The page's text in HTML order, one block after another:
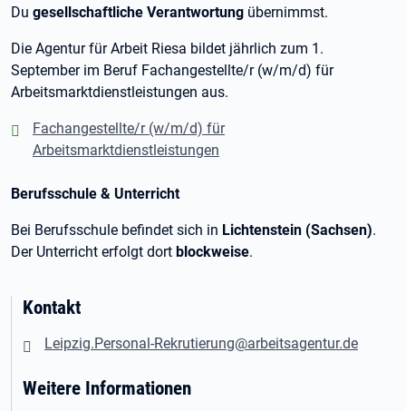
Du gesellschaftliche Verantwortung übernimmst.
Die Agentur für Arbeit Riesa bildet jährlich zum 1.
September im Beruf Fachangestellte/r (w/m/d) für
Arbeitsmarktdienstleistungen aus.
positiv:
Fachangestellte/r (w/m/d) für
Arbeitsmarktdienstleistungen
Berufsschule & Unterricht
Bei Berufsschule befindet sich in Lichtenstein (Sachsen).
Der Unterricht erfolgt dort blockweise.
Kontakt
Leipzig.Personal-Rekrutierung@arbeitsagentur.de
Weitere Informationen